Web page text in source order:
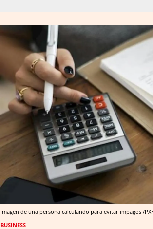
Imagen de una persona calculando para evitar impagos /
BUSINESS